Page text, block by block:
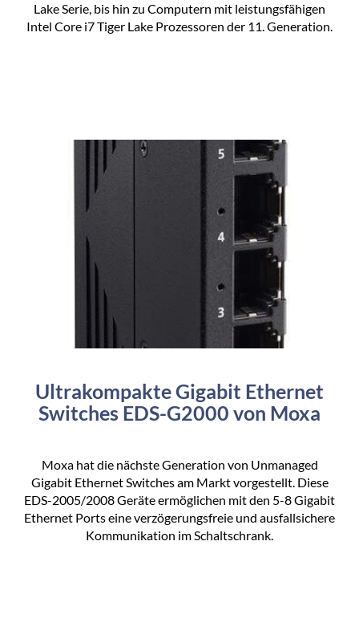
Lake Serie, bis hin zu Computern mit leistungsfähigen
Intel Core i7 Tiger Lake Prozessoren der 11. Generation.
Ultrakompakte Gigabit Ethernet
Switches EDS-G2000 von Moxa
Moxa hat die nächste Generation von Unmanaged
Gigabit Ethernet Switches am Markt vorgestellt. Diese
EDS-2005/2008 Geräte ermöglichen mit den 5-8 Gigabit
Ethernet Ports eine verzögerungsfreie und ausfallsichere
Kommunikation im Schaltschrank.